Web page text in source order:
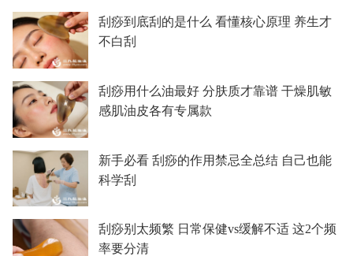
刮痧到底刮的是什么 看懂核心原理 养生才
不白刮
刮痧用什么油最好 分肤质才靠谱 干燥肌敏
感肌油皮各有专属款
新手必看 刮痧的作用禁忌全总结 自己也能
科学刮
刮痧别太频繁 日常保健vs缓解不适 这2个频
率要分清